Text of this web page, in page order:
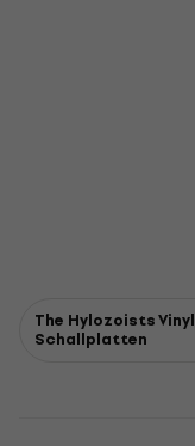
The Hylozoists Vinyl
Schallplatten